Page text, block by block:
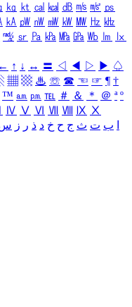
㎏ ㏏ ㎈ ㎉ ㏈ ㎧ ㎨ ㎰
㎄ ㎺ ㎻ ㎽ ㎾ ㎿ ㎐ ㎑
㎯ ㏛ ㎩ ㎪ ㎫ ㎬ ㏝ ㏐
㏓
← ↑ ↓ ↔ 〓 ◁ ◀ ▷ ▶ ♤
▦ ▩ ♨ ☏ ☎ ☜ ☞ ¶ †
™ ㏂ ㏘ ℡ ＃ ＆ ＊ ＠ ª º
Ⅳ Ⅴ Ⅵ Ⅶ Ⅷ Ⅸ Ⅹ
ب ت ث ج ح خ د ذ ر ز